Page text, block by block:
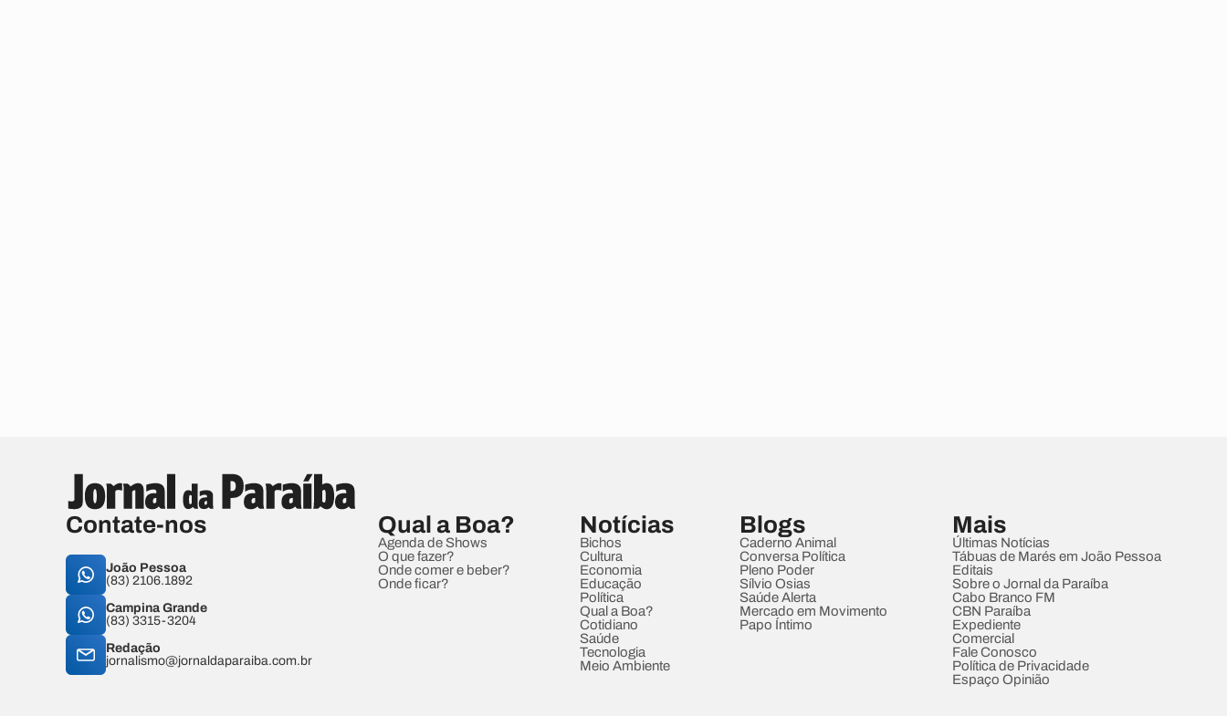
Contate-nos
João Pessoa
(83) 2106.1892
Campina Grande
(83) 3315-3204
Redação
jornalismo@jornaldaparaiba.com.br
Qual a Boa?
Agenda de Shows
O que fazer?
Onde comer e beber?
Onde ficar?
Notícias
Bichos
Cultura
Economia
Educação
Política
Qual a Boa?
Cotidiano
Saúde
Tecnologia
Meio Ambiente
Blogs
Caderno Animal
Conversa Política
Pleno Poder
Sílvio Osias
Saúde Alerta
Mercado em Movimento
Papo Íntimo
Mais
Últimas Notícias
Tábuas de Marés em João Pessoa
Editais
Sobre o Jornal da Paraíba
Cabo Branco FM
CBN Paraíba
Expediente
Comercial
Fale Conosco
Política de Privacidade
Espaço Opinião